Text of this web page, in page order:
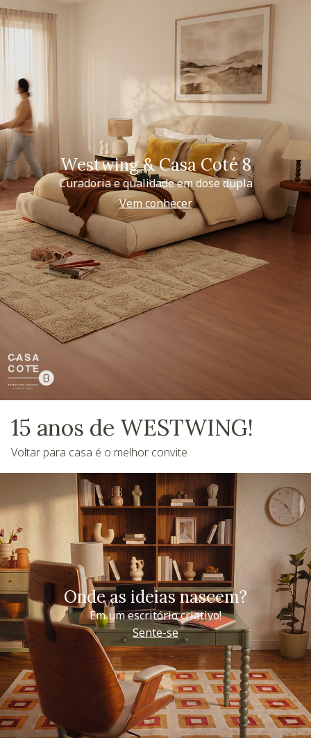
Westwing & Casa Coté 8
Curadoria e qualidade em dose dupla
Vem conhecer
15 anos de WESTWING!
Voltar para casa é o melhor convite
Onde as ideias nascem?
Em um escritório criativo!
Sente-se